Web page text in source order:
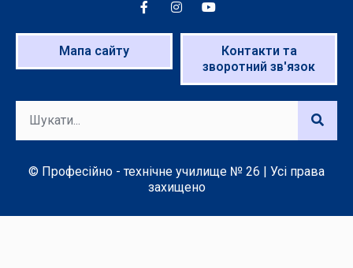
Мапа сайту
Контакти та
зворотний зв'язок
© Професійно - технічне училище № 26 | Усі права
захищено